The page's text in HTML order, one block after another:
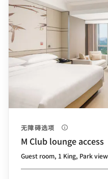
无障碍选项
M Club lounge access
Guest room, 1 King, Park view